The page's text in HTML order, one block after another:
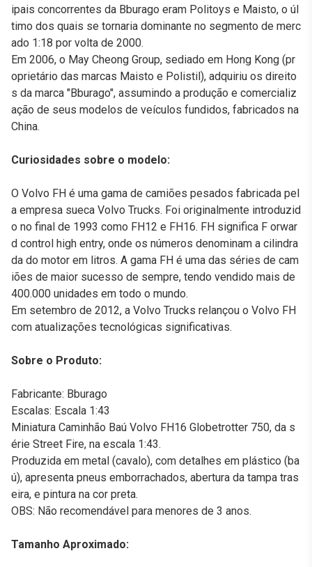
ipais concorrentes da Bburago eram Politoys e Maisto, o úl
timo dos quais se tornaria dominante no segmento de merc
ado 1:18 por volta de 2000.
Em 2006, o May Cheong Group, sediado em Hong Kong (pr
oprietário das marcas Maisto e Polistil), adquiriu os direito
s da marca "Bburago", assumindo a produção e comercializ
ação de seus modelos de veículos fundidos, fabricados na
China.
Curiosidades sobre o modelo:
O Volvo FH é uma gama de camiões pesados fabricada pel
a empresa sueca Volvo Trucks. Foi originalmente introduzid
o no final de 1993 como FH12 e FH16. FH significa F orwar
d control high entry, onde os números denominam a cilindra
da do motor em litros. A gama FH é uma das séries de cam
iões de maior sucesso de sempre, tendo vendido mais de
400.000 unidades em todo o mundo.
Em setembro de 2012, a Volvo Trucks relançou o Volvo FH
com atualizações tecnológicas significativas.
Sobre o Produto:
Fabricante: Bburago
Escalas: Escala 1:43
Miniatura Caminhão Baú Volvo FH16 Globetrotter 750, da s
érie Street Fire, na escala 1:43.
Produzida em metal (cavalo), com detalhes em plástico (ba
ú), apresenta pneus emborrachados, abertura da tampa tras
eira, e pintura na cor preta.
OBS: Não recomendável para menores de 3 anos.
Tamanho Aproximado: